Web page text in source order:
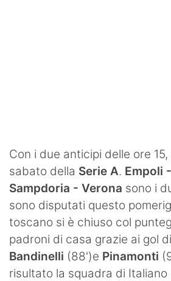
Con i due anticipi delle ore
sabato della Serie A. Empoli
Sampdoria - Verona sono i
sono disputati questo
toscano si è chiuso col
padroni di casa grazie ai gol di
Bandinelli (88')e Pinamonti
risultato la squadra di